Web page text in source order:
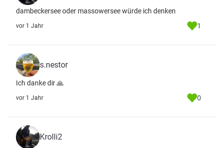
dambeckersee oder massowersee würde ich denken
vor 1 Jahr 1
s.nestor
Ich danke dir 🙏
vor 1 Jahr 0
Krolli2